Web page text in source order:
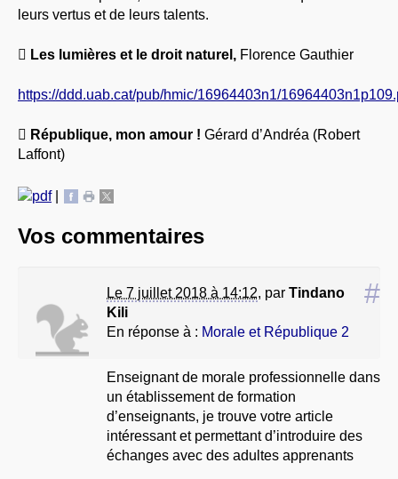
leurs vertus et de leurs talents.
 Les lumières et le droit naturel, Florence Gauthier
https://ddd.uab.cat/pub/hmic/16964403n1/
 République, mon amour ! Gérard d’Andréa (Robert
Laffont)
|
Vos commentaires
#
Le 7 juillet 2018 à 14:12, par Tindano
Kili
En réponse à : Morale et République 2
Enseignant de morale professionnelle dans
un établissement de formation
d’enseignants, je trouve votre article
intéressant et permettant d’introduire des
échanges avec des adultes apprenants